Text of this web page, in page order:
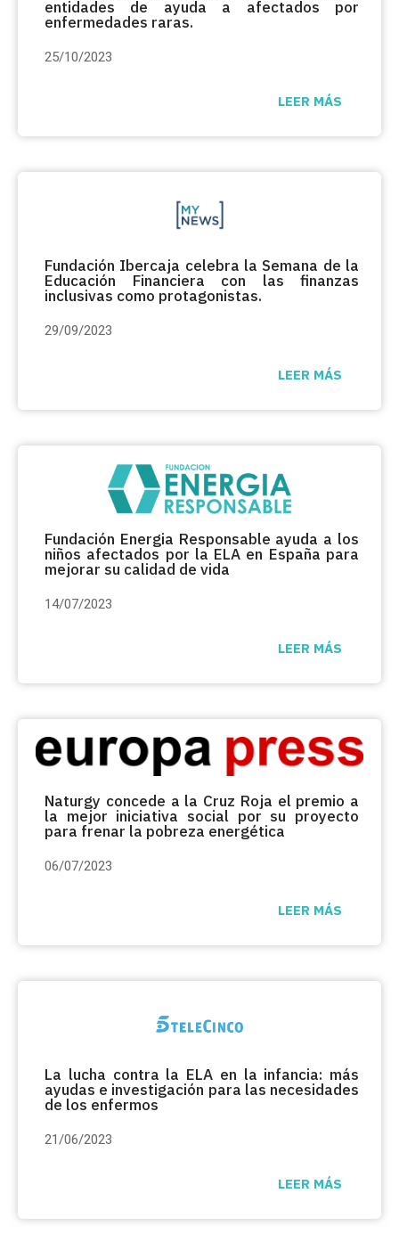
entidades de ayuda a afectados por
enfermedades raras.
25/10/2023
LEER MÁS
Fundación Ibercaja celebra la Semana de la
Educación Financiera con las finanzas
inclusivas como protagonistas.
29/09/2023
LEER MÁS
Fundación Energia Responsable ayuda a los
niños afectados por la ELA en España para
mejorar su calidad de vida
14/07/2023
LEER MÁS
Naturgy concede a la Cruz Roja el premio a
la mejor iniciativa social por su proyecto
para frenar la pobreza energética
06/07/2023
LEER MÁS
La lucha contra la ELA en la infancia: más
ayudas e investigación para las necesidades
de los enfermos
21/06/2023
LEER MÁS